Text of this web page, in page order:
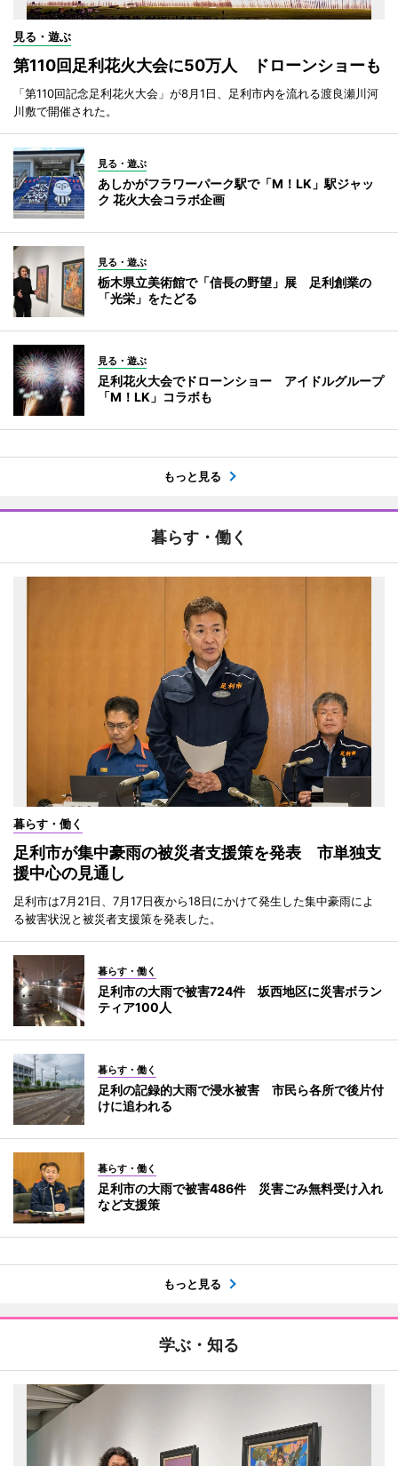
見る・遊ぶ
第110回足利花火大会に50万人 ドローンショーも
「第110回記念足利花火大会」が8月1日、足利市内を流れる渡良瀬川河
川敷で開催された。
見る・遊ぶ
あしかがフラワーパーク駅で「M！LK」駅ジャッ
ク 花火大会コラボ企画
見る・遊ぶ
栃木県立美術館で「信長の野望」展 足利創業の
「光栄」をたどる
見る・遊ぶ
足利花火大会でドローンショー アイドルグループ
「M！LK」コラボも
もっと見る
暮らす・働く
暮らす・働く
足利市が集中豪雨の被災者支援策を発表 市単独支
援中心の見通し
足利市は7月21日、7月17日夜から18日にかけて発生した集中豪雨によ
る被害状況と被災者支援策を発表した。
暮らす・働く
足利市の大雨で被害724件 坂西地区に災害ボラン
ティア100人
暮らす・働く
足利の記録的大雨で浸水被害 市民ら各所で後片付
けに追われる
暮らす・働く
足利市の大雨で被害486件 災害ごみ無料受け入れ
など支援策
もっと見る
学ぶ・知る